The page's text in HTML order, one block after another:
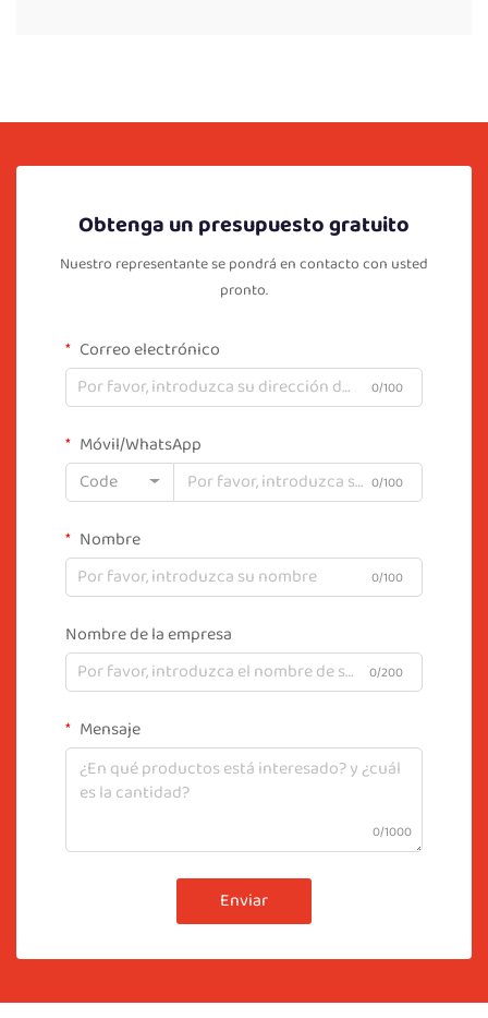
Obtenga un presupuesto gratuito
Nuestro representante se pondrá en contacto con usted
pronto.
Correo electrónico
0/100
Móvil/WhatsApp
Code
0/100
Nombre
0/100
Nombre de la empresa
0/200
Mensaje
0/1000
Enviar